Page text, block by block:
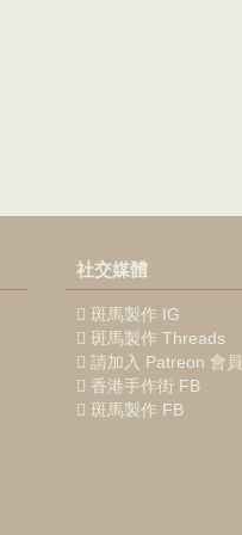
社交媒體
斑馬製作 IG
斑馬製作 Threads
請加入 Patreon 會員
香港手作街 FB
斑馬製作 FB